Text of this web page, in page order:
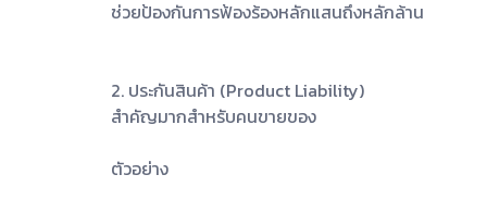
ช่วยป้องกันการฟ้องร้องหลักแสนถึงหลักล้าน
2. ประกันสินค้า (Product Liability)
สำคัญมากสำหรับคนขายของ
ตัวอย่าง